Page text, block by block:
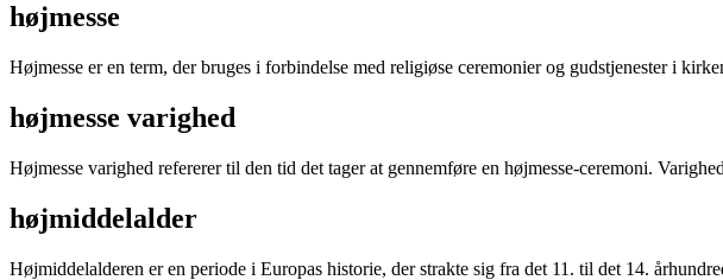
højmesse
Højmesse er en term, der bruges i forbindelse med religiøse ceremonier og gudstjenester i
højmesse varighed
Højmesse varighed refererer til den tid det tager at gennemføre en højmesse-ceremoni.
højmiddelalder
Højmiddelalderen er en periode i Europas historie, der strakte sig fra det 11. til det 14.